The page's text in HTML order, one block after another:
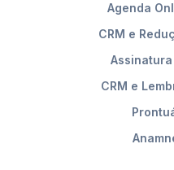
Agenda
CRM e
Assinatura
CRM e